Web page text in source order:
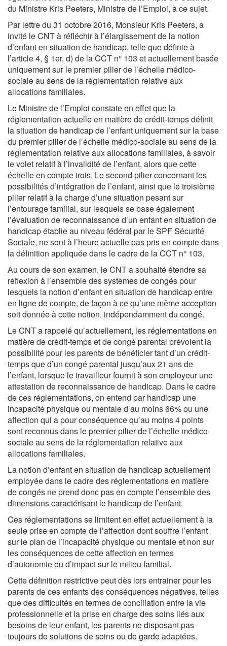
du Ministre Kris Peeters, Ministre de l’Emploi, à ce sujet.
Par lettre du 31 octobre 2016, Monsieur Kris Peeters, a
invité le CNT à réfléchir à l’élargissement de la notion
d’enfant en situation de handicap, telle que définie à
l’article 4, § 1er, d) de la CCT n° 103 et actuellement basée
uniquement sur le premier pilier de l’échelle médico-
sociale au sens de la réglementation relative aux
allocations familiales.
Le Ministre de l’Emploi constate en effet que la
réglementation actuelle en matière de crédit-temps définit
la situation de handicap de l’enfant uniquement sur la base
du premier pilier de l’échelle médico-sociale au sens de la
réglementation relative aux allocations familiales, à savoir
le volet relatif à l’invalidité de l’enfant, alors que cette
échelle en compte trois. Le second pilier concernant les
possibilités d’intégration de l’enfant, ainsi que le troisième
pilier relatif à la charge d’une situation pesant sur
l’entourage familial, sur lesquels se base également
l’évaluation de reconnaissance d’un enfant en situation de
handicap établie au niveau fédéral par le SPF Sécurité
Sociale, ne sont à l’heure actuelle pas pris en compte dans
la définition appliquée dans le cadre de la CCT n° 103.
Au cours de son examen, le CNT a souhaité étendre sa
réflexion à l’ensemble des systèmes de congés pour
lesquels la notion d’enfant en situation de handicap entre
en ligne de compte, de façon à ce qu’une même acception
soit donnée à cette notion, indépendamment du congé.
Le CNT a rappelé qu’actuellement, les réglementations en
matière de crédit-temps et de congé parental prévoient la
possibilité pour les parents de bénéficier tant d’un crédit-
temps que d’un congé parental jusqu’aux 21 ans de
l’enfant, lorsque le travailleur fournit à son employeur une
attestation de reconnaissance de handicap. Dans le cadre
de ces réglementations, on entend par handicap une
incapacité physique ou mentale d’au moins 66% ou une
affection qui a pour conséquence qu’au moins 4 points
sont reconnus dans le premier pilier de l’échelle médico-
sociale au sens de la réglementation relative aux
allocations familiales.
La notion d’enfant en situation de handicap actuellement
employée dans le cadre des réglementations en matière
de congés ne prend donc pas en compte l’ensemble des
dimensions caractérisant le handicap de l’enfant.
Ces réglementations se limitent en effet actuellement à la
seule prise en compte de l’affection dont souffre l’enfant
sur le plan de l’incapacité physique ou mentale et non sur
les conséquences de cette affection en termes
d’autonomie ou d’impact sur le milieu familial.
Cette définition restrictive peut dès lors entrainer pour les
parents de ces enfants des conséquences négatives, telles
que des difficultés en termes de conciliation entre la vie
professionnelle et la prise en charge des soins liés aux
besoins de leur enfant, les parents ne disposant pas
toujours de solutions de soins ou de garde adaptées.